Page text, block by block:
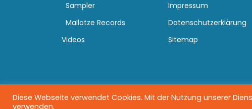
Sampler
Mallotze Records
Videos
Impressum
Datenschutzerklärung
Sitemap
Diese Webseite verwendet Cookies. Mit der Nutzung unserer
verwenden.